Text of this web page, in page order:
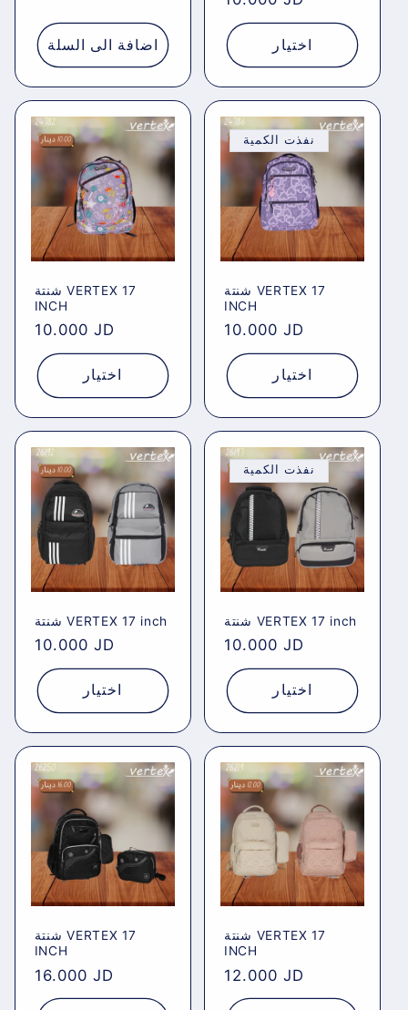
اضافة الى السلة
price
اختيار
شنتة VERTEX 17
INCH
Regular
price
10.000 JD
اختيار
نفذت الكمية
شنتة VERTEX 17
INCH
Regular
price
10.000 JD
اختيار
شنتة VERTEX 17 inch
Regular
price
10.000 JD
اختيار
نفذت الكمية
شنتة VERTEX 17 inch
Regular
price
10.000 JD
اختيار
شنتة VERTEX 17
INCH
Regular
price
16.000 JD
شنتة VERTEX 17
INCH
Regular
price
12.000 JD